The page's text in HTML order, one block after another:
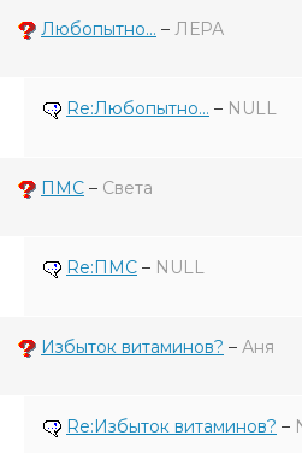
Любопытно... – ЛЕРА
Re:Любопытно... – NULL
ПМС – Света
Re:ПМС – NULL
Избыток витаминов? – Аня
Re:Избыток витаминов? –